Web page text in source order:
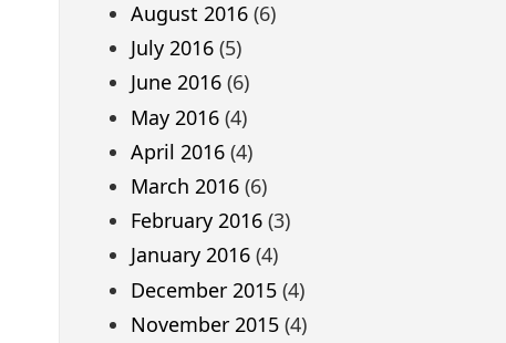
August 2016(6)
July 2016(5)
June 2016(6)
May 2016(4)
April 2016(4)
March 2016(6)
February 2016(3)
January 2016(4)
December 2015(4)
November 2015(4)